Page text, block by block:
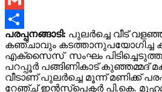
Gmail
Share
പരപ്പനങ്ങാടി: പുലർച്ചെ വീട്
കഞ്ചാവും കടത്താനുപയോഗിച്ച
എക്‌സൈസ് സംഘം
പറപ്പൂർ പങ്ങിണികാട് കുഞ്ഞമ്മദ്
വീടാണ് പുലർച്ചെ മൂന്ന് മണിക്ക്
റേഞ്ച് ഇൻസ്പെക്ടർ പി.കെ.